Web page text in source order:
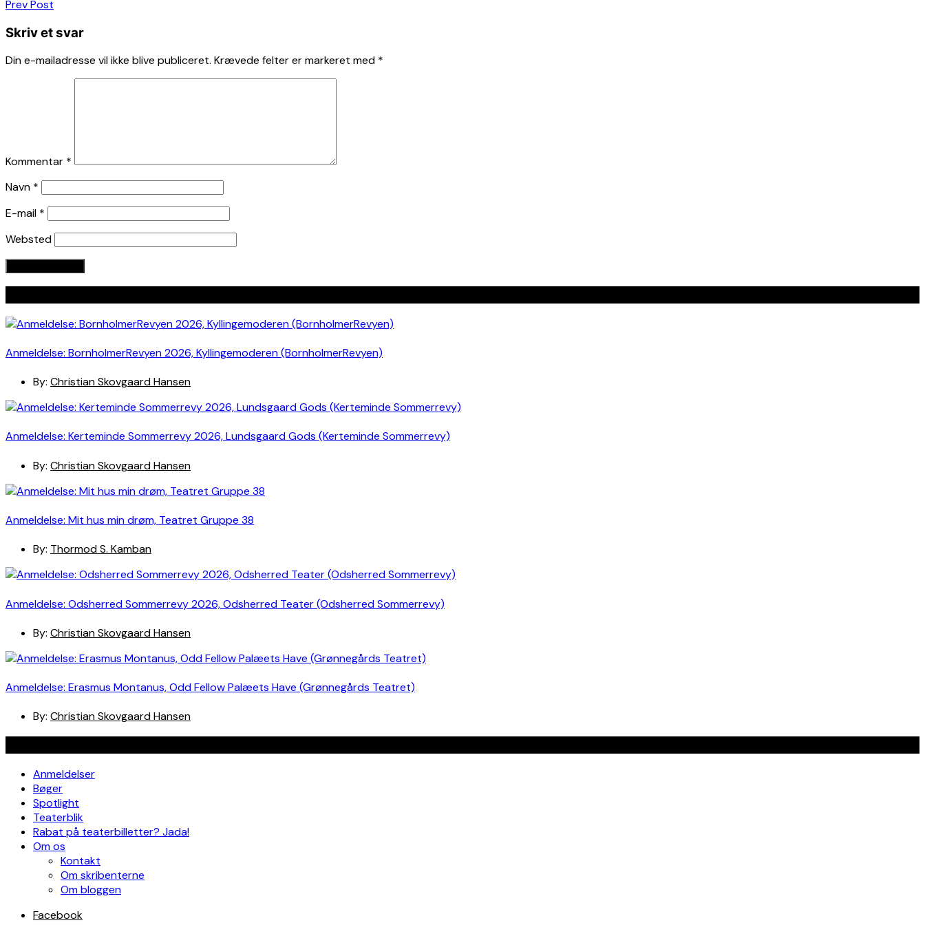
Indlægsnavigation
Prev Post
Skriv et svar
Din e-mailadresse vil ikke blive publiceret. Krævede felter er markeret med *
Kommentar *
Navn *
E-mail *
Websted
Anmeldelse: BornholmerRevyen 2026, Kyllingemoderen (BornholmerRevyen)
By: Christian Skovgaard Hansen
Anmeldelse: Kerteminde Sommerrevy 2026, Lundsgaard Gods (Kerteminde Sommerrevy)
By: Christian Skovgaard Hansen
Anmeldelse: Mit hus min drøm, Teatret Gruppe 38
By: Thormod S. Kamban
Anmeldelse: Odsherred Sommerrevy 2026, Odsherred Teater (Odsherred Sommerrevy)
By: Christian Skovgaard Hansen
Anmeldelse: Erasmus Montanus, Odd Fellow Palæets Have (Grønnegårds Teatret)
By: Christian Skovgaard Hansen
Anmeldelser
Bøger
Spotlight
Teaterblik
Rabat på teaterbilletter? Jada!
Om os
Kontakt
Om skribenterne
Om bloggen
Facebook